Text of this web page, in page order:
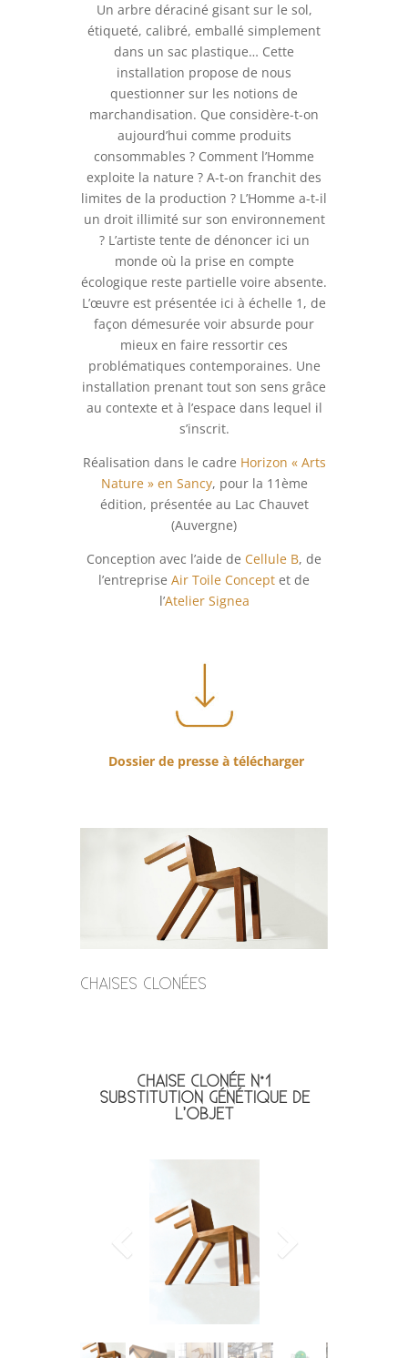
Un arbre déraciné gisant sur le sol,
étiqueté, calibré, emballé simplement
dans un sac plastique… Cette
installation propose de nous
questionner sur les notions de
marchandisation. Que considère-t-on
aujourd’hui comme produits
consommables ? Comment l’Homme
exploite la nature ? A-t-on franchit des
limites de la production ? L’Homme a-t-il
un droit illimité sur son environnement
? L’artiste tente de dénoncer ici un
monde où la prise en compte
écologique reste partielle voire absente.
L’œuvre est présentée ici à échelle 1, de
façon démesurée voir absurde pour
mieux en faire ressortir ces
problématiques contemporaines. Une
installation prenant tout son sens grâce
au contexte et à l’espace dans lequel il
s’inscrit.
Réalisation dans le cadre Horizon « Arts
Nature » en Sancy, pour la 11ème
édition, présentée au Lac Chauvet
(Auvergne)
Conception avec l’aide de Cellule B, de
l’entreprise Air Toile Concept et de
l’Atelier Signea
Dossier de presse à télécharger
CHAISES CLONÉES
CHAISE CLONÉE N°1
SUBSTITUTION GÉNÉTIQUE DE
L’OBJET